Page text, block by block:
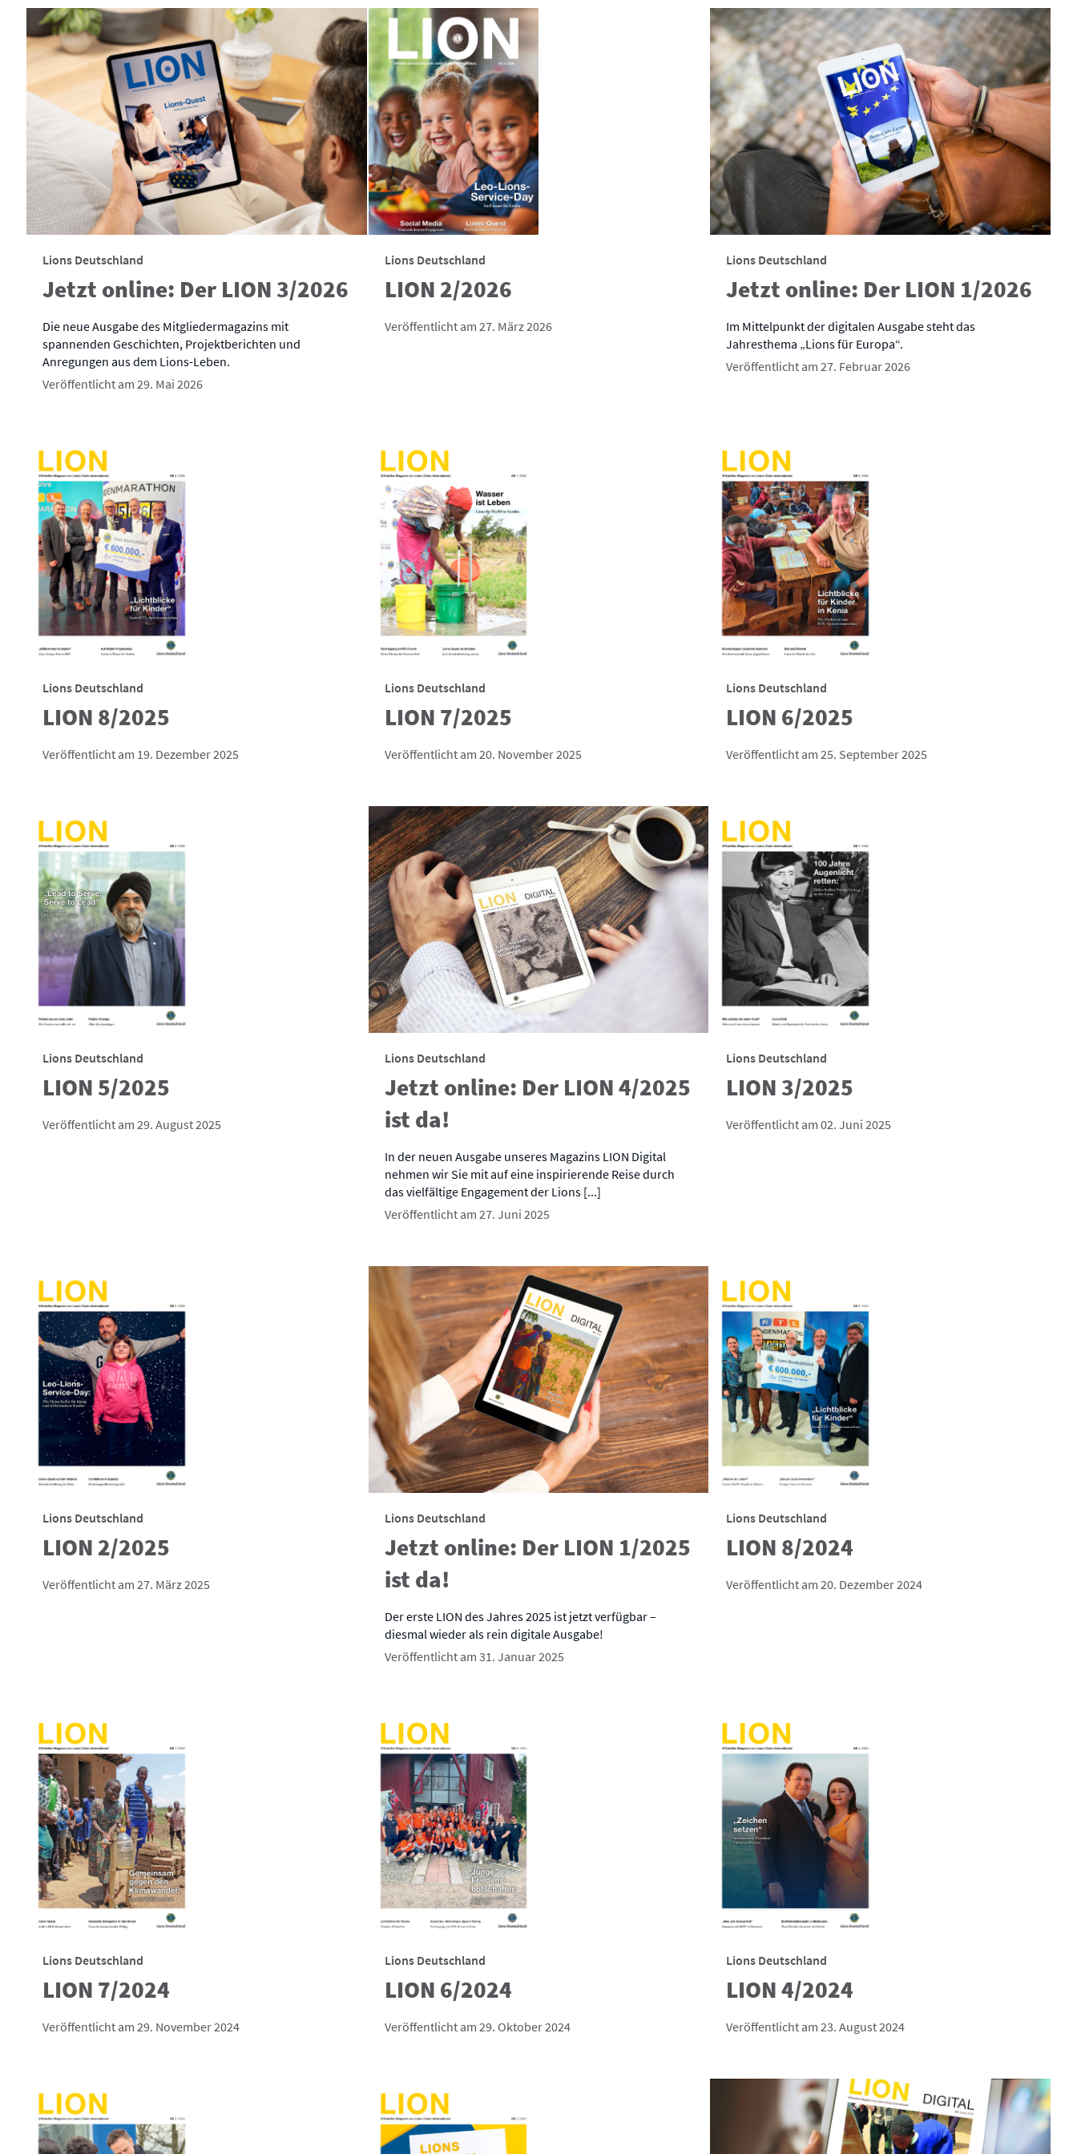
Lions Deutschland
Jetzt online: Der LION 3/2026
Die neue Ausgabe des Mitgliedermagazins mit
spannenden Geschichten, Projektberichten und
Anregungen aus dem Lions-Leben.
Veröffentlicht am 29. Mai 2026
Lions Deutschland
LION 2/2026
Veröffentlicht am 27. März 2026
Lions Deutschland
Jetzt online: Der LION 1/2026
Im Mittelpunkt der digitalen Ausgabe steht das
Jahresthema „Lions für Europa“.
Veröffentlicht am 27. Februar 2026
Lions Deutschland
LION 8/2025
Veröffentlicht am 19. Dezember 2025
Lions Deutschland
LION 7/2025
Veröffentlicht am 20. November 2025
Lions Deutschland
LION 6/2025
Veröffentlicht am 25. September 2025
Lions Deutschland
LION 5/2025
Veröffentlicht am 29. August 2025
Lions Deutschland
Jetzt online: Der LION 4/2025
ist da!
In der neuen Ausgabe unseres Magazins LION Digital
nehmen wir Sie mit auf eine inspirierende Reise durch
das vielfältige Engagement der Lions [...]
Veröffentlicht am 27. Juni 2025
Lions Deutschland
LION 3/2025
Veröffentlicht am 02. Juni 2025
Lions Deutschland
LION 2/2025
Veröffentlicht am 27. März 2025
Lions Deutschland
Jetzt online: Der LION 1/2025
ist da!
Der erste LION des Jahres 2025 ist jetzt verfügbar –
diesmal wieder als rein digitale Ausgabe!
Veröffentlicht am 31. Januar 2025
Lions Deutschland
LION 8/2024
Veröffentlicht am 20. Dezember 2024
Lions Deutschland
LION 7/2024
Veröffentlicht am 29. November 2024
Lions Deutschland
LION 6/2024
Veröffentlicht am 29. Oktober 2024
Lions Deutschland
LION 4/2024
Veröffentlicht am 23. August 2024